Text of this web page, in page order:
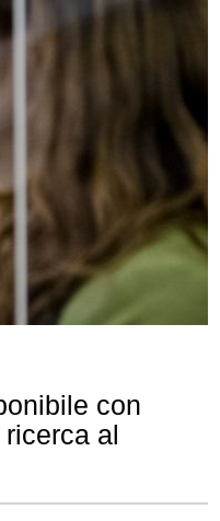
con
al